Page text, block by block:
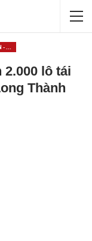
lô tái
Thành